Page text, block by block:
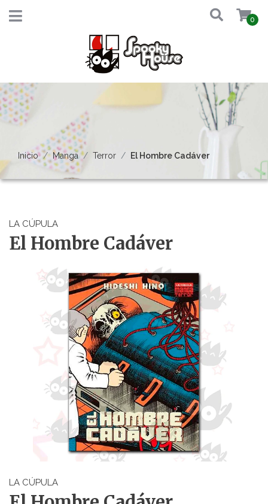
0
Inicio Manga Terror El Hombre Cadáver
LA CÚPULA
El Hombre Cadáver
LA CÚPULA